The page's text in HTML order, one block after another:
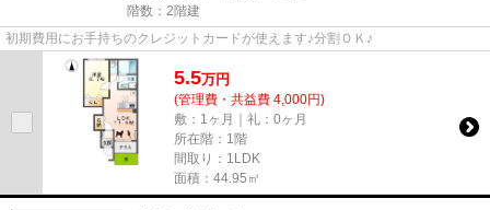
階数：2階建
初期費用にお手持ちのクレジットカードが使えます♪分割ＯＫ♪
5.5万円
(管理費・共益費 4,000円)
敷：1ヶ月｜礼：0ヶ月
所在階：1階
間取り：1LDK
面積：44.95㎡